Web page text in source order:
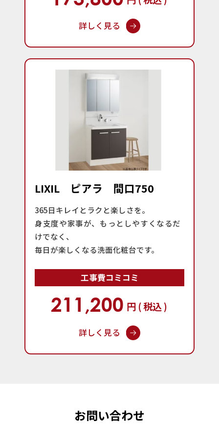
詳しく見る
LIXIL ピアラ 間口750
365日キレイとラクと楽しさを。
身支度や家事が、もっとしやすくなるだ
けでなく、
毎日が楽しくなる洗面化粧台です。
工事費コミコミ
211,200 円 ( 税込 )
詳しく見る
お問い合わせ